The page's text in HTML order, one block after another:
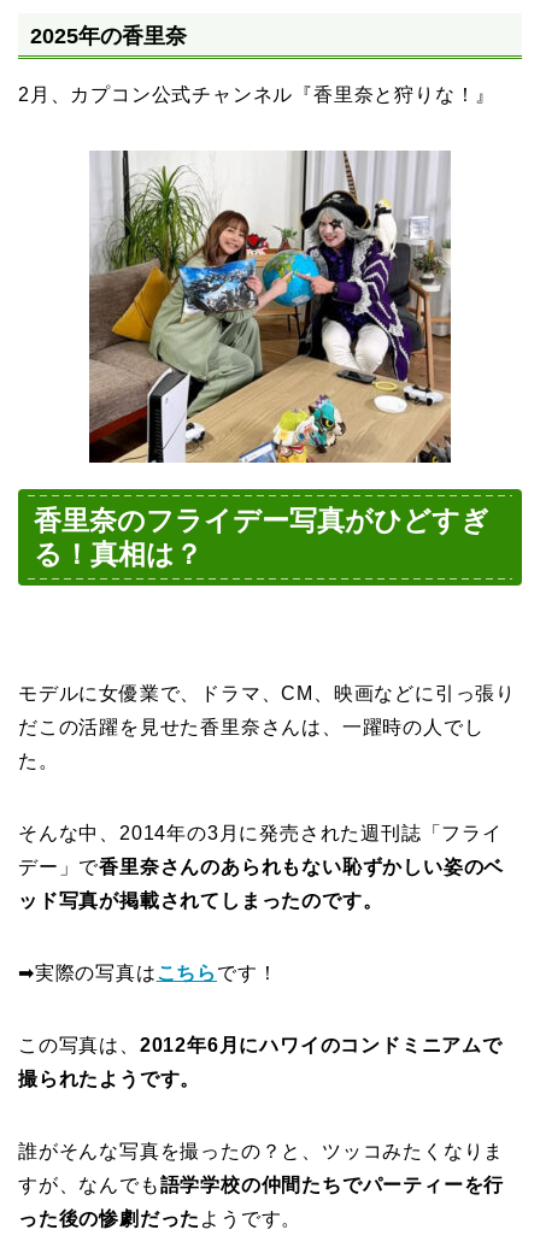
2025年の香里奈
2月、カプコン公式チャンネル『香里奈と狩りな！』
香里奈のフライデー写真がひどすぎ
る！真相は？
モデルに女優業で、ドラマ、CM、映画などに引っ張り
だこの活躍を見せた香里奈さんは、一躍時の人でし
た。
そんな中、2014年の3月に発売された週刊誌「フライ
デー」で香里奈さんのあられもない恥ずかしい姿のベ
ッド写真が掲載されてしまったのです。
➡実際の写真はこちら です！
この写真は、 2012年6月にハワイのコンドミニアムで
撮られたようです。
誰がそんな写真を撮ったの？と、ツッコみたくなりま
すが、なんでも語学学校の仲間たちでパーティーを行
った後の惨劇だった ようです。